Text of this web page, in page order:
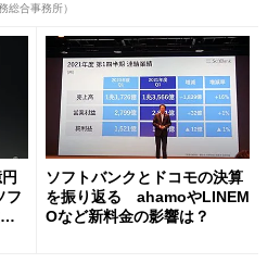
総合事務所）
フ
ソフトバンクとドコモの決算
を振り返る ahamoやLINEM
Oなど新料金の影響は？